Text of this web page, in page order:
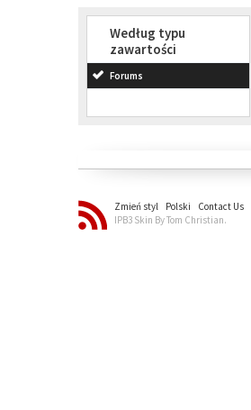
Według typu
zawartości
Forums
Zmień styl Polski Contact Us
IPB3 Skin By Tom Christian.